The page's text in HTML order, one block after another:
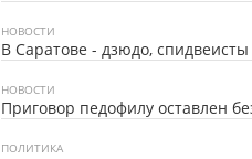
НОВОСТИ
В Саратове - дзюдо,
НОВОСТИ
Приговор педофилу оставлен
ПОЛИТИКА